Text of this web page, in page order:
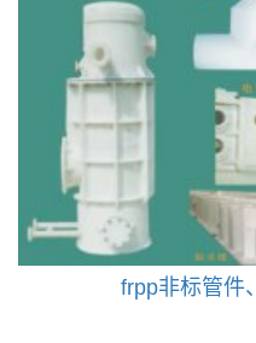
frpp非标管件